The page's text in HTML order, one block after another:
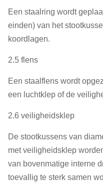
Een staalring wordt
einden) van het
koordlagen.
2.5 flens
Een staalflens wordt
een luchtklep of de
2.6 veiligheidsklep
De stootkussens van
met veiligheidsklep
van bovenmatige interne
toevallig te sterk samen